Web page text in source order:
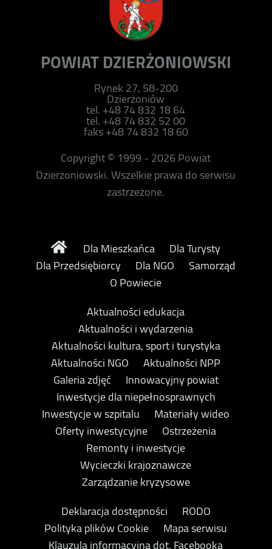
POWIAT DZIERŻONIOWSKI
Rynek 27, 58-200
Dzierżoniów
tel. +48 74 832 18 64
tel. +48 74 832 52 00
faks +48 74 832 18 60
Copyright © 1999 - 2026 Powiat
Dzierżoniowski. Wszelkie prawa do serwisu
zastrzeżone.
Dla Mieszkańca
Dla Turysty
Dla Przedsiębiorcy
Dla NGO
Samorząd
O Powiecie
Aktualności edukacja
Aktualności i wydarzenia
Aktualności kultura, sport i turystyka
Aktualności NGO
Aktualności NPP
Galeria zdjęć
Innowacyjny powiat
Inwestycje dla niepełnosprawnych
Inwestycje w szpitalu
Materiały wideo
Oferty inwestycyjne
Ostrzeżenia
Remonty i inwestycje
Wycieczki krajoznawcze
Zarządzanie kryzysowe
Deklaracja dostępności
RODO
Polityka plików Cookie
Mapa serwisu